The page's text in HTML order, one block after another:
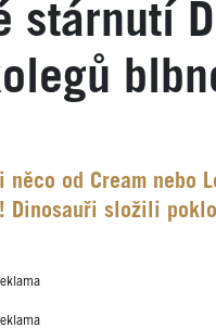
stárnutí
od Cream nebo
Dinosauři složili